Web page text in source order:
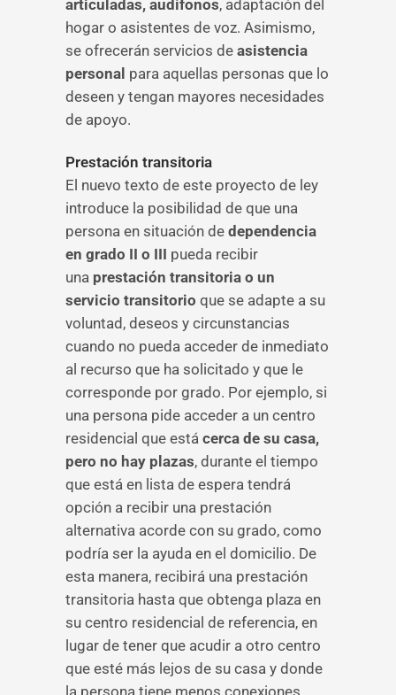
articuladas, audífonos, adaptación del
hogar o asistentes de voz. Asimismo,
se ofrecerán servicios de asistencia
personal para aquellas personas que lo
deseen y tengan mayores necesidades
de apoyo.
Prestación transitoria
El nuevo texto de este proyecto de ley
introduce la posibilidad de que una
persona en situación de dependencia
en grado II o III pueda recibir
una prestación transitoria o un
servicio transitorio que se adapte a su
voluntad, deseos y circunstancias
cuando no pueda acceder de inmediato
al recurso que ha solicitado y que le
corresponde por grado. Por ejemplo, si
una persona pide acceder a un centro
residencial que está cerca de su casa,
pero no hay plazas, durante el tiempo
que está en lista de espera tendrá
opción a recibir una prestación
alternativa acorde con su grado, como
podría ser la ayuda en el domicilio. De
esta manera, recibirá una prestación
transitoria hasta que obtenga plaza en
su centro residencial de referencia, en
lugar de tener que acudir a otro centro
que esté más lejos de su casa y donde
la persona tiene menos conexiones